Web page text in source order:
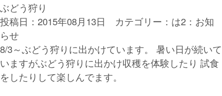
ぶどう狩り
投稿日：2015年08月13日 カテゴリー： は2：お知
らせ
8/3～ぶどう狩りに出かけています。 暑い日が続いて
いますがぶどう狩りに出かけ収穫を体験したり 試食
をしたりして楽しんでます。